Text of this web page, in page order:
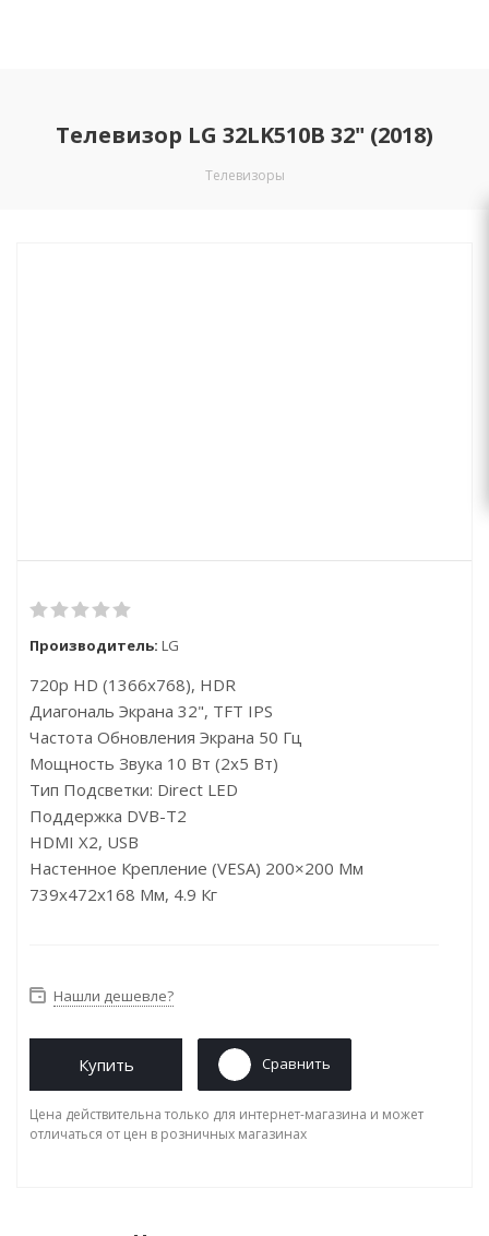
Телевизор LG 32LK510B 32" (2018)
Телевизоры
Производитель: LG
720p HD (1366x768), HDR
Диагональ Экрана 32", TFT IPS
Частота Обновления Экрана 50 Гц
Мощность Звука 10 Вт (2х5 Вт)
Тип Подсветки: Direct LED
Поддержка DVB-T2
HDMI X2, USB
Настенное Крепление (VESA) 200×200 Мм
739x472x168 Мм, 4.9 Кг
Нашли дешевле?
Купить Сравнить
Цена действительна только для интернет-магазина и может
отличаться от цен в розничных магазинах